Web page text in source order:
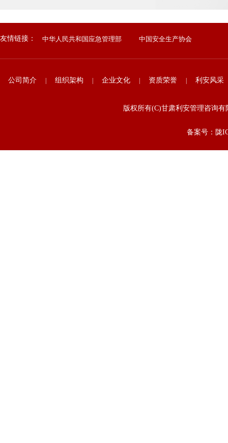
友情链接： 中华人民共和国应急管理部 中国安全生产协会
公司简介 | 组织架构 | 企业文化 | 资质荣誉 | 利安风采
版权所有(C)甘肃利安管理咨
备案号：陇